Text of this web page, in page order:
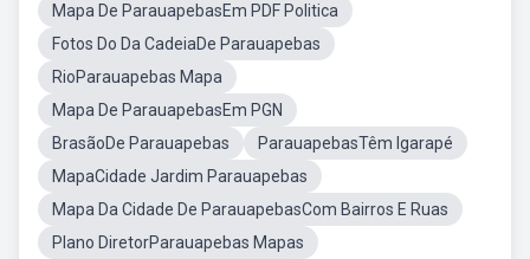
Mapa De ParauapebasEm PDF Politica
Fotos Do Da CadeiaDe Parauapebas
RioParauapebas Mapa
Mapa De ParauapebasEm PGN
BrasãoDe Parauapebas
ParauapebasTêm Igarapé
MapaCidade Jardim Parauapebas
Mapa Da Cidade De ParauapebasCom Bairros E Ruas
Plano DiretorParauapebas Mapas